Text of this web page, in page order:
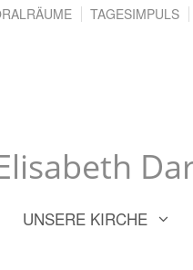
TAGESIMPULS
UNSERE KIRCHE